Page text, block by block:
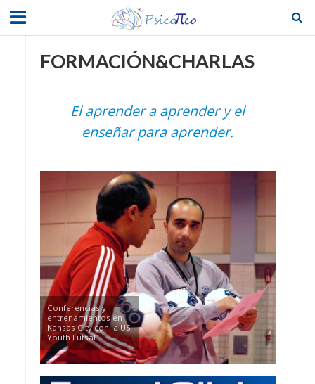
FORMACIÓN&CHARLAS
El aprender a aprender y el
enseñar para aprender.
Conferencias y
entrenamientos en
Kansas City con la US
Youth Futsal.